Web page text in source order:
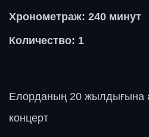
Хронометраж: 240 минут
Количество: 1
Елорданың 20 жылдығына
концерт